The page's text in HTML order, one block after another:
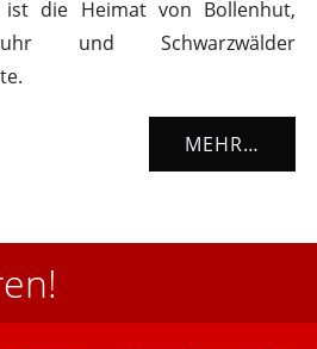
ist die Heimat von Bollenhut,
und Schwarzwälder
MEHR…